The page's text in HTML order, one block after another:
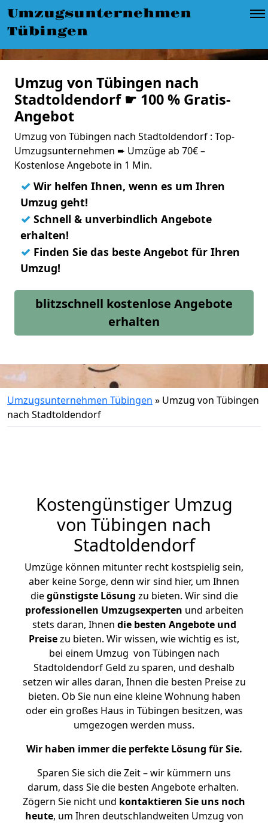
Umzugsunternehmen
Tübingen
Umzug von Tübingen nach
Stadtoldendorf ☛ 100 % Gratis-
Angebot
Umzug von Tübingen nach Stadtoldendorf : Top-
Umzugsunternehmen ➨ Umzüge ab 70€ –
Kostenlose Angebote in 1 Min.
✓ Wir helfen Ihnen, wenn es um Ihren
Umzug geht!
✓ Schnell & unverbindlich Angebote
erhalten!
✓ Finden Sie das beste Angebot für Ihren
Umzug!
blitzschnell kostenlose Angebote
erhalten
Umzugsunternehmen Tübingen » Umzug von Tübingen
nach Stadtoldendorf
Kostengünstiger Umzug
von Tübingen nach
Stadtoldendorf
Umzüge können mitunter recht kostspielig sein,
aber keine Sorge, denn wir sind hier, um Ihnen
diegünstigste Lösung zu bieten. Wir sind die
professionellen Umzugsexperten und arbeiten
stets daran, Ihnen die besten Angebote und
Preisezu bieten. Wir wissen, wie wichtig es ist,
bei einem Umzug von Tübingen nach
Stadtoldendorf Geld zu sparen, und deshalb
setzen wir alles daran, Ihnen die besten Preise zu
bieten. Ob Sie nun eine kleine Wohnung haben
oder ein großes Haus in Tübingen besitzen, was
umgezogen werden muss.
Wir haben immer die perfekte Lösung für Sie.
Sparen Sie sich die Zeit – wir kümmern uns
darum, dass Sie die besten Angebote erhalten.
Zögern Sie nicht und kontaktieren Sie uns noch
heute, um Ihren deutschlandweiten Umzug von